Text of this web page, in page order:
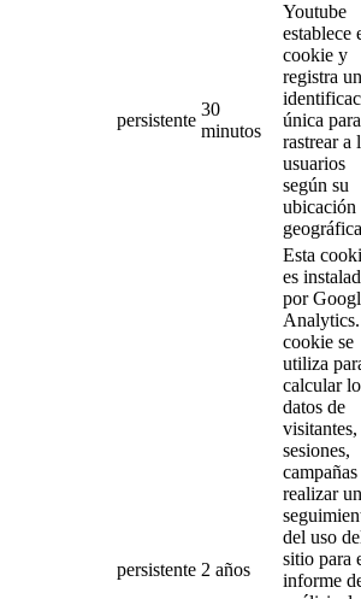
persistente
30
minutos
Youtube
establece
cookie y
registra
única para
rastrear a
usuarios
según su
ubicación
persistente 2 años
Esta
es
por
cookie se
utiliza
calcular
datos de
visitantes,
sesiones,
realizar un
del uso
sitio para
informe